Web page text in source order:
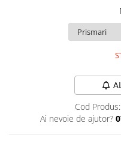
Cod Produs:
Ai nevoie de ajutor?